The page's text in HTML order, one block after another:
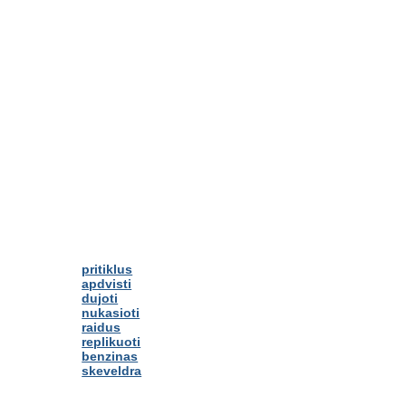
pritiklus
apdvisti
dujoti
nukasioti
raidus
replikuoti
benzinas
skeveldra